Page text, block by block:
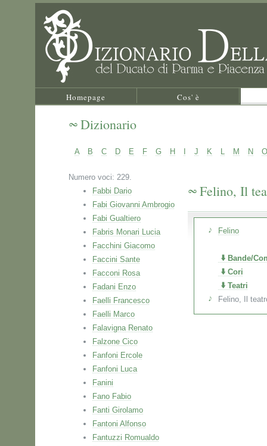
Homepage Cos' è
Dizionario
A B C D E F G H J K L M N O
Numero voci: 229.
Fabbi Dario
Fabi Giovanni Ambrogio
Fabi Gualtiero
Fabris Monari Lucia
Facchini Giacomo
Faccini Sante
Facconi Rosa
Fadani Enzo
Faelli Francesco
Faelli Marco
Falavigna Renato
Falzone Cico
Fanfoni Ercole
Fanfoni Luca
Fanini
Fano Fabio
Fanti Girolamo
Fantoni Alfonso
Fantuzzi Romualdo
Felino, Il
Felino
Bande/
Cori
Teatri
Felino, Il